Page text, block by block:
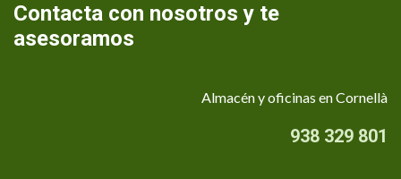
Contacta con nosotros y te
asesoramos
Almacén y oficinas en Cornellà
938 329 801